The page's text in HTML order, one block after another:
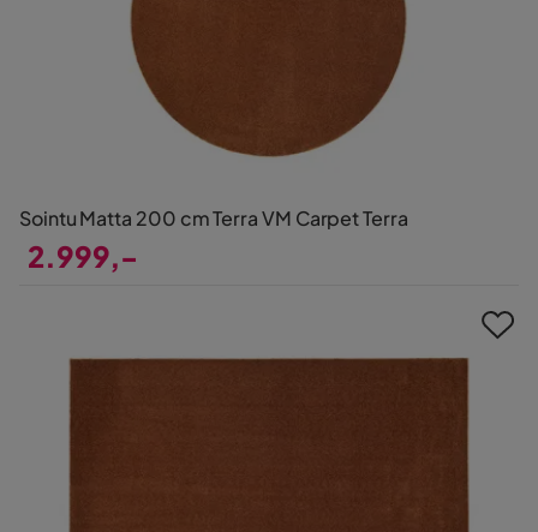
Sointu Matta 200 cm Terra VM Carpet Terra
2.999,-